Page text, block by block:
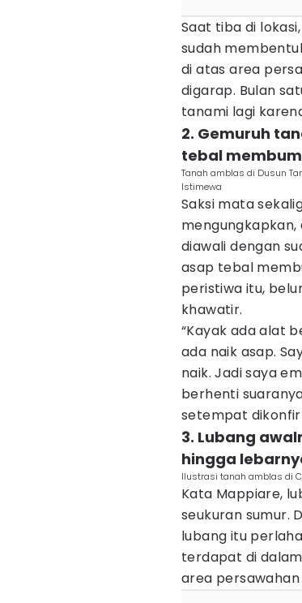
Saat tiba di
sudah
di atas area
digarap. Bulan
tanami lagi
2. Gemuruh
tebal
Tanah amblas di Dusun
Istimewa
Saksi mata
diawali dengan
asap tebal
peristiwa itu,
khawatir.
“Kayak ada alat
ada naik asap.
naik. Jadi saya
berhenti
setempat
3. Lubang
hingga
Ilustrasi tanah amblas di
Kata Mappiare,
seukuran sumur.
lubang itu
terdapat di
area